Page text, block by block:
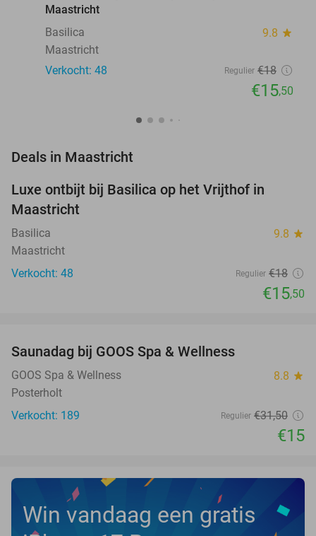
Maastricht
Basilica
9.8 star
Maastricht
Verkocht: 48
Regulier €18
€15,50
Deals in Maastricht
TODAY
Luxe ontbijt bij Basilica op het Vrijthof in
Maastricht
Basilica 9.8 star
Maastricht
Verkocht: 48
Regulier €18
€15,50
Saunadag bij GOOS Spa & Wellness
GOOS Spa & Wellness 8.8 star
Posterholt
Verkocht: 189
Regulier €31,50
€15
Win vandaag een gratis